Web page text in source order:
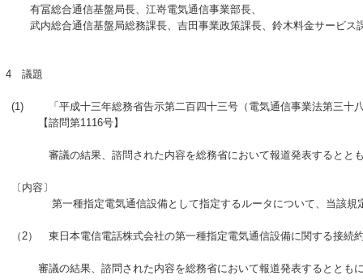
有冨総合通信基盤局長、江嵜電気通信事業部長、
武内総合通信基盤局総務課長、吉田事業政策課長、鈴木料金サービス
4議題
(1)
「平成十三年総務省告示第二百四十三号（電気通信事業法第三十
【諮問第1116号】
審議の結果、諮問された内容を総務省において報道発表するとと
〔内容〕
第一種指定電気通信設備として指定するルータについて、当該規
（2） 東日本電信電話株式会社の第一種指定電気通信設備に関する接続
審議の結果、諮問された内容を総務省において報道発表するとと